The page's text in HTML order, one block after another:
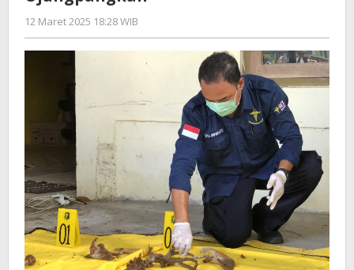
Polsek
Ujungpangkah
12 Maret 2025 18:28 WIB
Andika
DP